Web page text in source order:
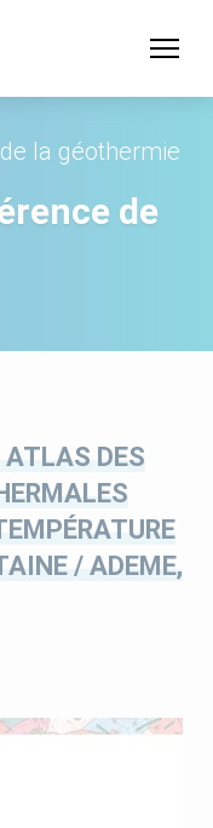
la géothermie
de
DES
/ ADEME,